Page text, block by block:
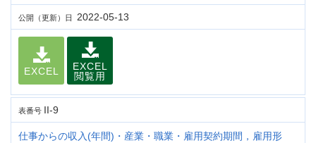
公開（更新）日 2022-05-13
EXCEL
EXCEL
閲覧用
表番号 II-9
仕事からの収入(年間)・産業・職業・雇用契約期間，雇用形